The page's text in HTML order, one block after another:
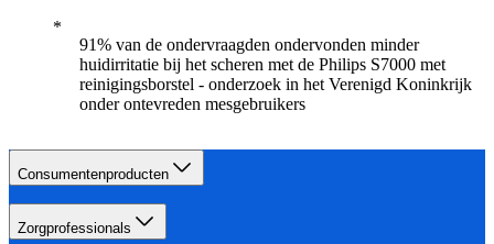
91% van de ondervraagden ondervonden minder
huidirritatie bij het scheren met de Philips S7000 met
reinigingsborstel - onderzoek in het Verenigd Koninkrijk
onder ontevreden mesgebruikers
Consumentenproducten
Zorgprofessionals